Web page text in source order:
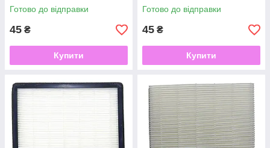
Готово до відправки
45 ₴
Купити
Готово до відправки
45 ₴
Купити